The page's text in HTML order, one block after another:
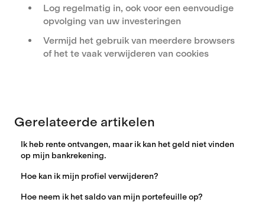
Log regelmatig in, ook voor een eenvoudige
opvolging van uw investeringen
Vermijd het gebruik van meerdere browsers
of het te vaak verwijderen van cookies
Gerelateerde artikelen
Ik heb rente ontvangen, maar ik kan het geld niet vinden
op mijn bankrekening.
Hoe kan ik mijn profiel verwijderen?
Hoe neem ik het saldo van mijn portefeuille op?